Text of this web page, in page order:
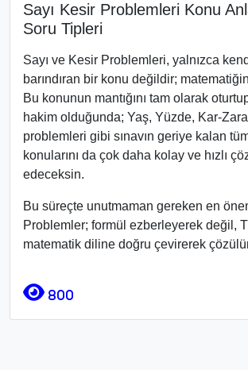
Sayı Kesir Problemleri Konu
Soru Tipleri
Sayı ve Kesir Problemleri, yalnızca
barındıran bir konu değildir;
Bu konunun mantığını tam olarak
hakim olduğunda; Yaş, Yüzde, Kar-
problemleri gibi sınavın geriye kalan
konularını da çok daha kolay ve hızlı
edeceksin.
Bu süreçte unutmaman gereken en
Problemler; formül ezberleyerek değil,
matematik diline doğru çevirerek
800